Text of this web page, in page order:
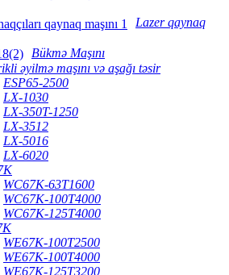
Lazer qaynaq
Bükmə Maşını
əyilmə maşını və aşağı təsir
ESP65-2500
LX-1030
LX-350T-1250
LX-3512
LX-5016
LX-6020
WC67K-63T1600
WC67K-100T4000
WC67K-125T4000
WE67K-100T2500
WE67K-100T4000
WE67K-125T3200